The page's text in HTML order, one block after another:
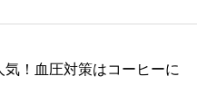
気！血圧対策はコーヒーに